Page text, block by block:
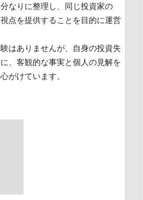
なりに整理し、同じ投資家の
点を提供することを目的に運営
はありませんが、自身の投資失
、客観的な事実と個人の見解を
がけています。